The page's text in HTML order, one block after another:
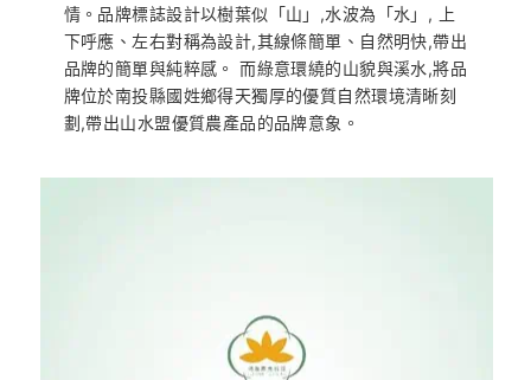
情。品牌標誌設計以樹葉似「山」,水波為「水」, 上
下呼應、左右對稱為設計,其線條簡單、自然明快,帶出
品牌的簡單與純粹感。 而綠意環繞的山貌與溪水,將品
牌位於南投縣國姓鄉得天獨厚的優質自然環境清晰刻
劃,帶出山水盟優質農產品的品牌意象。